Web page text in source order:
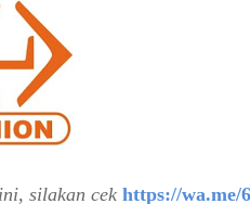
silakan cek https://wa.me/